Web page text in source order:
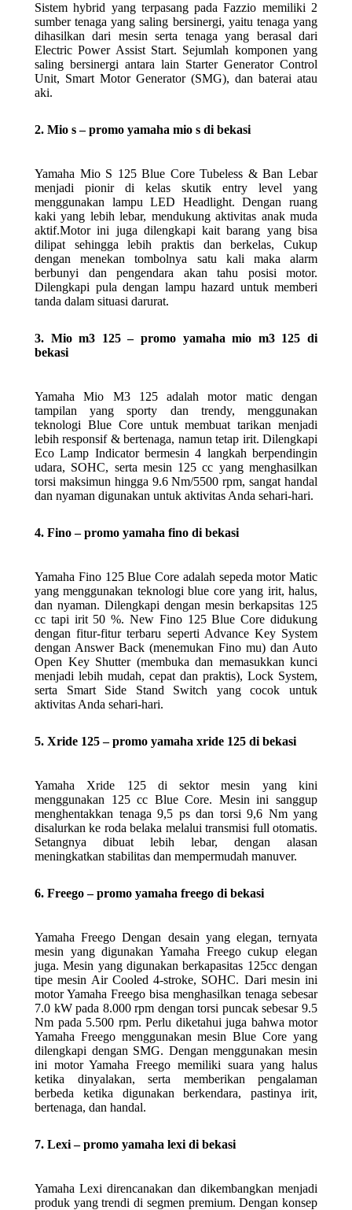
Sistem hybrid yang terpasang pada Fazzio memiliki 2
sumber tenaga yang saling bersinergi, yaitu tenaga yang
dihasilkan dari mesin serta tenaga yang berasal dari
Electric Power Assist Start. Sejumlah komponen yang
saling bersinergi antara lain Starter Generator Control
Unit, Smart Motor Generator (SMG), dan baterai atau
aki.
2. Mio s – promo yamaha mio s di bekasi
Yamaha Mio S 125 Blue Core Tubeless & Ban Lebar
menjadi pionir di kelas skutik entry level yang
menggunakan lampu LED Headlight. Dengan ruang
kaki yang lebih lebar, mendukung aktivitas anak muda
aktif.Motor ini juga dilengkapi kait barang yang bisa
dilipat sehingga lebih praktis dan berkelas, Cukup
dengan menekan tombolnya satu kali maka alarm
berbunyi dan pengendara akan tahu posisi motor.
Dilengkapi pula dengan lampu hazard untuk memberi
tanda dalam situasi darurat.
3. Mio m3 125 – promo yamaha mio m3 125 di
bekasi
Yamaha Mio M3 125 adalah motor matic dengan
tampilan yang sporty dan trendy, menggunakan
teknologi Blue Core untuk membuat tarikan menjadi
lebih responsif & bertenaga, namun tetap irit. Dilengkapi
Eco Lamp Indicator bermesin 4 langkah berpendingin
udara, SOHC, serta mesin 125 cc yang menghasilkan
torsi maksimun hingga 9.6 Nm/5500 rpm, sangat handal
dan nyaman digunakan untuk aktivitas Anda sehari-hari.
4. Fino – promo yamaha fino di bekasi
Yamaha Fino 125 Blue Core adalah sepeda motor Matic
yang menggunakan teknologi blue core yang irit, halus,
dan nyaman. Dilengkapi dengan mesin berkapsitas 125
cc tapi irit 50 %. New Fino 125 Blue Core didukung
dengan fitur-fitur terbaru seperti Advance Key System
dengan Answer Back (menemukan Fino mu) dan Auto
Open Key Shutter (membuka dan memasukkan kunci
menjadi lebih mudah, cepat dan praktis), Lock System,
serta Smart Side Stand Switch yang cocok untuk
aktivitas Anda sehari-hari.
5. Xride 125 – promo yamaha xride 125 di bekasi
Yamaha Xride 125 di sektor mesin yang kini
menggunakan 125 cc Blue Core. Mesin ini sanggup
menghentakkan tenaga 9,5 ps dan torsi 9,6 Nm yang
disalurkan ke roda belaka melalui transmisi full otomatis.
Setangnya dibuat lebih lebar, dengan alasan
meningkatkan stabilitas dan mempermudah manuver.
6. Freego – promo yamaha freego di bekasi
Yamaha Freego Dengan desain yang elegan, ternyata
mesin yang digunakan Yamaha Freego cukup elegan
juga. Mesin yang digunakan berkapasitas 125cc dengan
tipe mesin Air Cooled 4-stroke, SOHC. Dari mesin ini
motor Yamaha Freego bisa menghasilkan tenaga sebesar
7.0 kW pada 8.000 rpm dengan torsi puncak sebesar 9.5
Nm pada 5.500 rpm. Perlu diketahui juga bahwa motor
Yamaha Freego menggunakan mesin Blue Core yang
dilengkapi dengan SMG. Dengan menggunakan mesin
ini motor Yamaha Freego memiliki suara yang halus
ketika dinyalakan, serta memberikan pengalaman
berbeda ketika digunakan berkendara, pastinya irit,
bertenaga, dan handal.
7. Lexi – promo yamaha lexi di bekasi
Yamaha Lexi direncanakan dan dikembangkan menjadi
produk yang trendi di segmen premium. Dengan konsep